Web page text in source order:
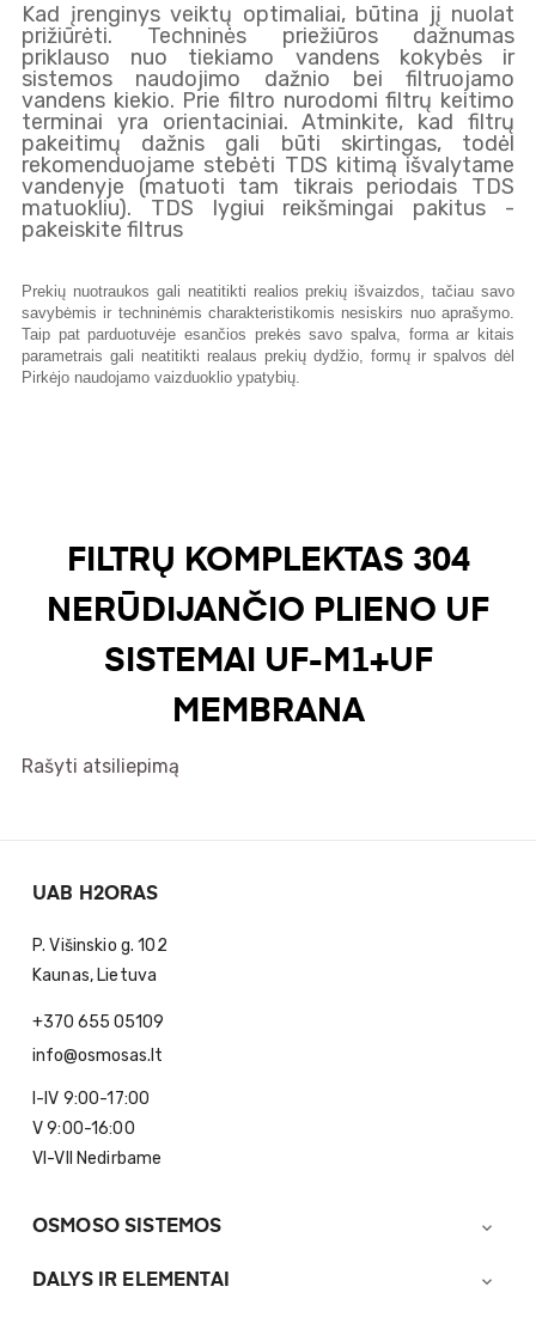
Kad įrenginys veiktų optimaliai, būtina jį nuolat
prižiūrėti. Techninės priežiūros dažnumas
priklauso nuo tiekiamo vandens kokybės ir
sistemos naudojimo dažnio bei filtruojamo
vandens kiekio. Prie filtro nurodomi filtrų keitimo
terminai yra orientaciniai. Atminkite, kad filtrų
pakeitimų dažnis gali būti skirtingas, todėl
rekomenduojame stebėti TDS kitimą išvalytame
vandenyje (matuoti tam tikrais periodais TDS
matuokliu). TDS lygiui reikšmingai pakitus -
pakeiskite filtrus
Prekių nuotraukos gali neatitikti realios prekių išvaizdos, tačiau savo
savybėmis ir techninėmis charakteristikomis nesiskirs nuo aprašymo.
Taip pat parduotuvėje esančios prekės savo spalva, forma ar kitais
parametrais gali neatitikti realaus prekių dydžio, formų ir spalvos dėl
Pirkėjo naudojamo vaizduoklio ypatybių.
FILTRŲ KOMPLEKTAS 304
NERŪDIJANČIO PLIENO UF
SISTEMAI UF-M1+UF
MEMBRANA
Rašyti atsiliepimą
UAB H2ORAS
P. Višinskio g. 102
Kaunas, Lietuva
+370 655 05109
info@osmosas.lt
I-IV 9:00-17:00
V 9:00-16:00
VI-VII Nedirbame
OSMOSO SISTEMOS 
DALYS IR ELEMENTAI 